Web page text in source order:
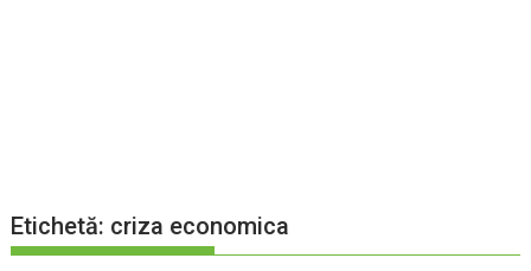
Etichetă: criza economica